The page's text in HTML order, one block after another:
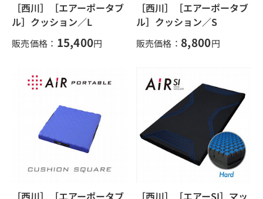
［西川］［エアーポータブ
ル］クッション／L
販売価格： 15,400円
［西川］［エアーポータブ
ル］クッション／S
販売価格： 8,800円
［西川］［エアーポータブ
［西川］［エアーSI］マッ